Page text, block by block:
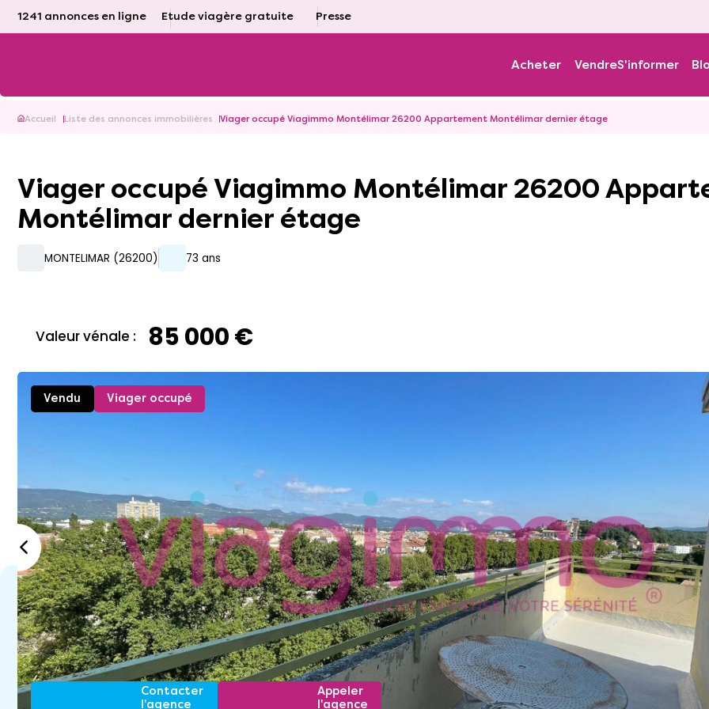
1241 annonces en ligne Etude viagère gratuite Presse
Acheter VendreS'informer
Accueil Liste des annonces immobilières Viager occupé Viagimmo Montélimar 26200 Appartement Montélimar dernier étage
Viager occupé Viagimmo Montélimar 26200 Appartement
Montélimar dernier étage
MONTELIMAR (26200) 73 ans
Valeur vénale : 85 000 €
Vendu Viager occupé
Contacter
l'agence
Appeler
l'agence